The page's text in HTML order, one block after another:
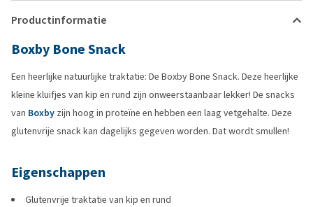
Productinformatie
Boxby Bone Snack
Een heerlijke natuurlijke traktatie: De Boxby Bone Snack. Deze heerlijke
kleine kluifjes van kip en rund zijn onweerstaanbaar lekker! De snacks
van Boxby zijn hoog in proteïne en hebben een laag vetgehalte. Deze
glutenvrije snack kan dagelijks gegeven worden. Dat wordt smullen!
Eigenschappen
Glutenvrije traktatie van kip en rund